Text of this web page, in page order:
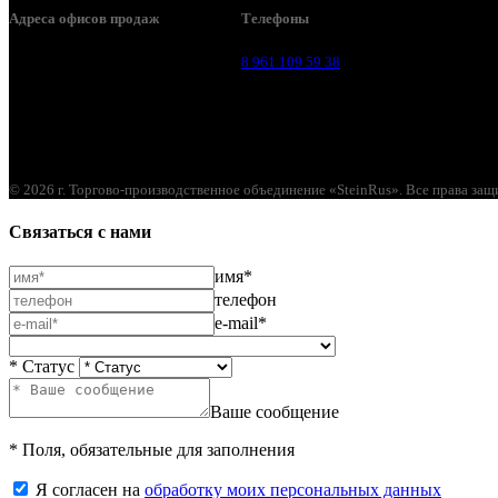
Адреса офисов продаж Телефоны
8 961 109 59 38
© 2026 г. Торгово-производственное объединение «SteinRus». Все права
Связаться с нами
имя*
телефон
e-mail*
* Статус
Ваше сообщение
* Поля, обязательные для заполнения
Я согласен на обработку моих персональных данных